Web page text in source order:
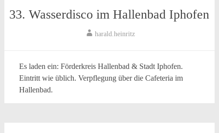
33. Wasserdisco im Hallenbad Iphofen
harald.heinritz
Es laden ein: Förderkreis Hallenbad & Stadt Iphofen.
Eintritt wie üblich. Verpflegung über die Cafeteria im
Hallenbad.